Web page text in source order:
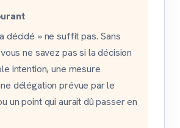
décidé » ne suffit pas. Sans
ne savez pas si la décision
intention, une mesure
délégation prévue par le
un point qui aurait dû passer en